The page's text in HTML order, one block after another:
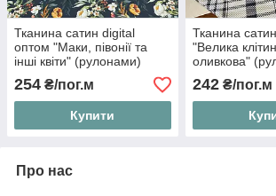
Тканина сатин digital
оптом "Маки, півонії та
інші квіти" (рулонами)
254 ₴/пог.м
Купити
Тканина
"Велика
оливкова"
242₴/пог.м
Про нас